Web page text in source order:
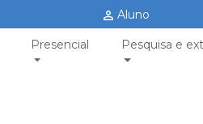
Aluno
Presencial Pesquisa e